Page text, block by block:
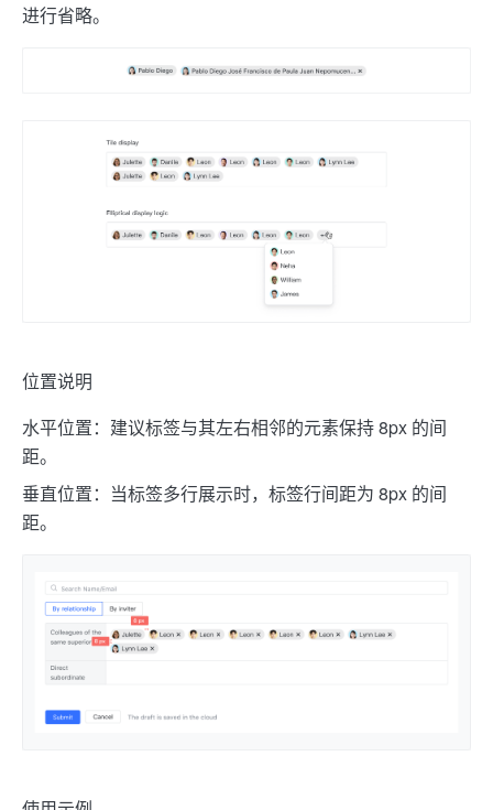
进行省略。
位置说明
水平位置：建议标签与其左右相邻的元素保持 8px 的间
距。
垂直位置：当标签多行展示时，标签行间距为 8px 的间
距。